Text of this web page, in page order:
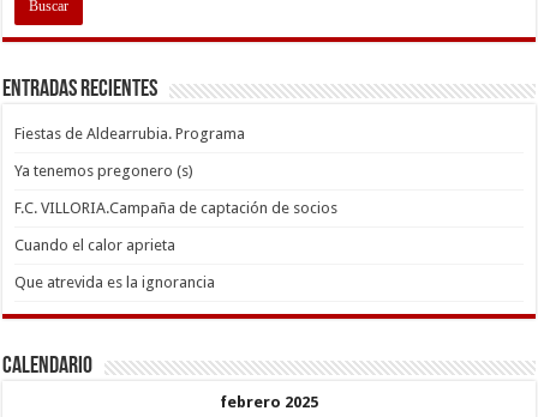
Entradas recientes
Fiestas de Aldearrubia. Programa
Ya tenemos pregonero (s)
F.C. VILLORIA.Campaña de captación de socios
Cuando el calor aprieta
Que atrevida es la ignorancia
Calendario
febrero 2025